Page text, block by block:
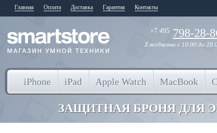
Главная Оплата Доставка Гарантия Контакты
+7 495 798-28-
Ежедневно с 10.00 до
iPhone iPad Apple Watch MacBook
ЗАЩИТНАЯ БРОНЯ ДЛЯ